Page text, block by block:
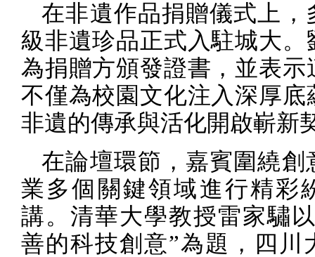
在非遺作品捐贈儀式上，
級非遺珍品正式入駐城大。
為捐贈方頒發證書，並表示
不僅為校園文化注入深厚底
非遺的傳承與活化開啟嶄新
在論壇環節，嘉賓圍繞創
業多個關鍵領域進行精彩
講。清華大學教授雷家驌
善的科技創意”為題，四川